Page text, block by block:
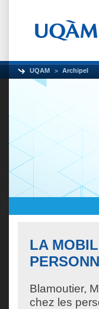
UQAM Archipel
LA
Blamoutier,
chez les